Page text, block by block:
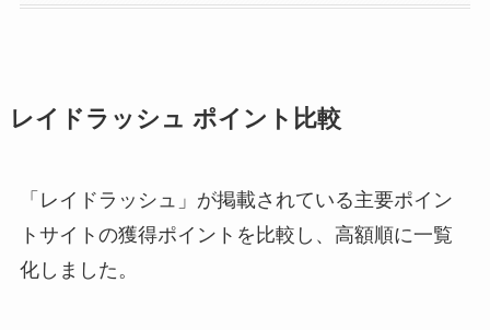
レイドラッシュ ポイント比較
「レイドラッシュ」が掲載されている主要ポイン
トサイトの獲得ポイントを比較し、高額順に一覧
化しました。